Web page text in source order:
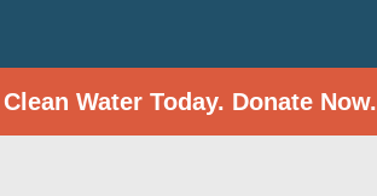
Water Today. Donate Now.